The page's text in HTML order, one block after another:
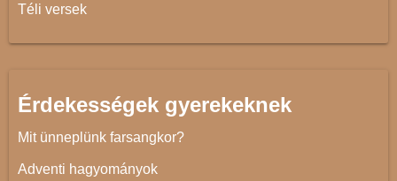
Téli versek
Érdekességek gyerekeknek
Mit ünneplünk farsangkor?
Adventi hagyományok